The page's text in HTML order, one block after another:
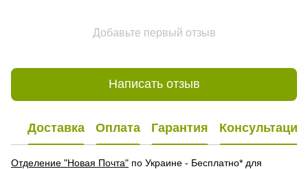
Добавьте первый отзыв
Написать отзыв
Доставка Оплата Гарантия Консультация
Отделение "Новая Почта" по Украине - Бесплатно* для